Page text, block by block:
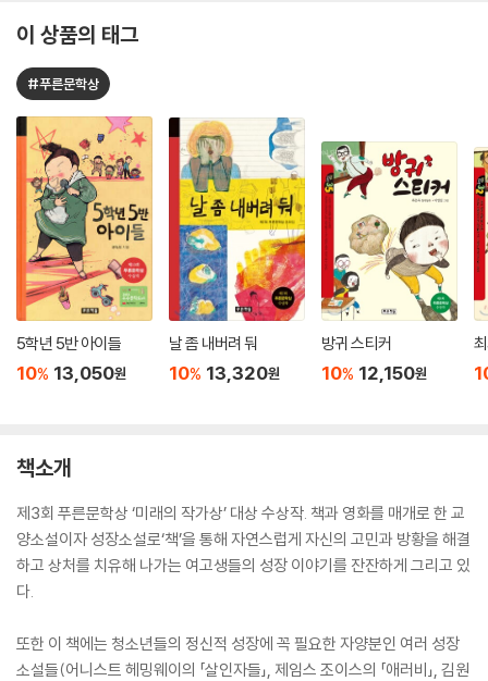
이 상품의 태그
#푸른문학상
5학년 5반 아이들
10% 13,050원
날 좀 내버려 둬
10% 13,320원
방귀 스티커
10% 12,150원
책소개
제3회 푸른문학상 ‘미래의 작가상’ 대상 수상작. 책과 영화를 매개로 한 교
양소설이자 성장소설로‘책’을 통해 자연스럽게 자신의 고민과 방황을 해결
하고 상처를 치유해 나가는 여고생들의 성장 이야기를 잔잔하게 그리고 있
다.
또한 이 책에는 청소년들의 정신적 성장에 꼭 필요한 자양분인 여러 성장
소설들(어니스트 헤밍웨이의 「살인자들」, 제임스 조이스의 「애러비」, 김원